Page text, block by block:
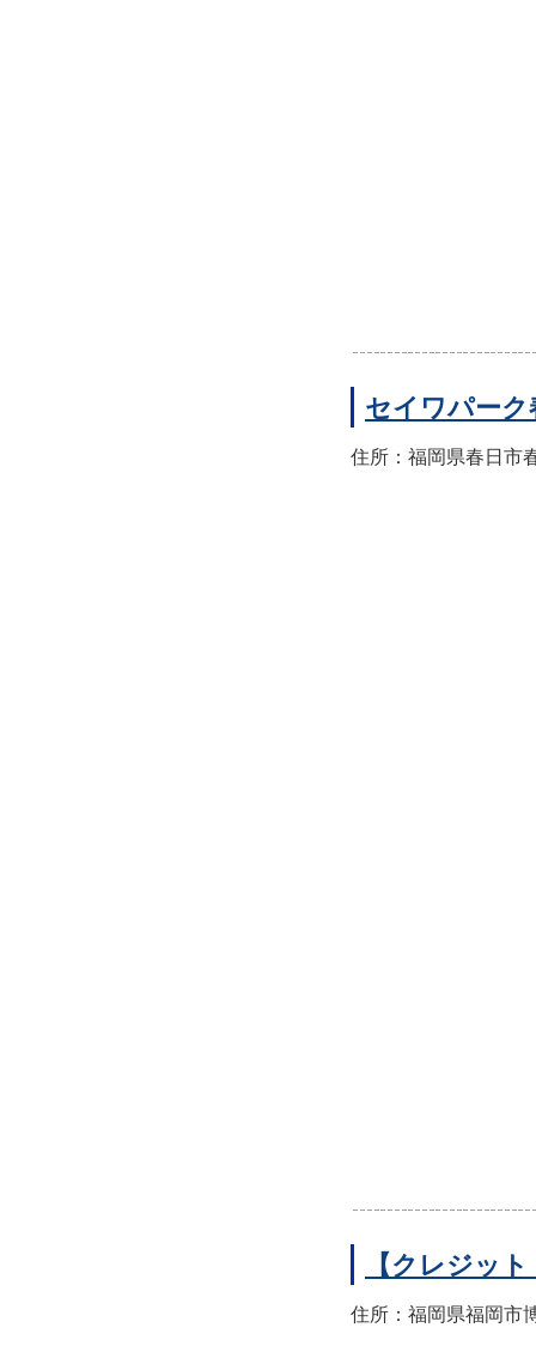
セイワパーク
住所：福岡県春日
【クレジッ
住所：福岡県福岡市